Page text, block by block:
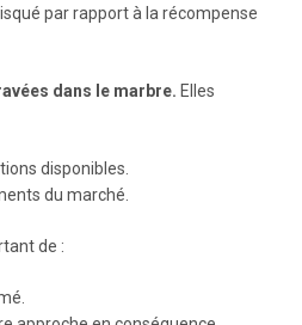
par rapport à la récompense
dans le marbre. Elles
disponibles.
du marché.
de :